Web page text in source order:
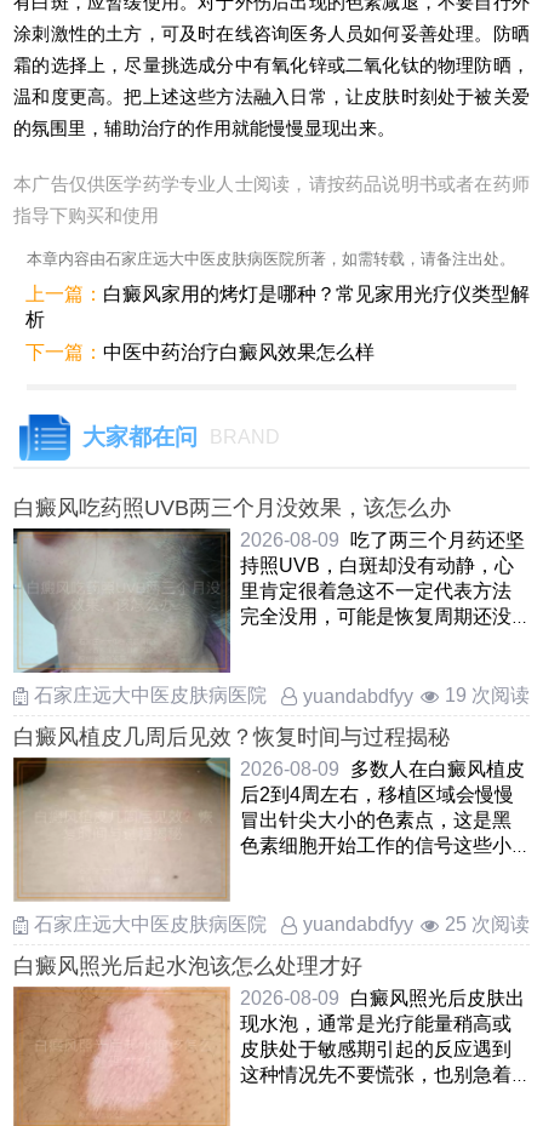
涂刺激性的土方，可及时在线咨询医务人员如何妥善处理。防晒
霜的选择上，尽量挑选成分中有氧化锌或二氧化钛的物理防晒，
温和度更高。把上述这些方法融入日常，让皮肤时刻处于被关爱
的氛围里，辅助治疗的作用就能慢慢显现出来。
本广告仅供医学药学专业人士阅读，请按药品说明书或者在药师
指导下购买和使用
本章内容由石家庄远大中医皮肤病医院所著，如需转载，请备注出处。
上一篇： 白癜风家用的烤灯是哪种？常见家用光疗仪类型解
析
下一篇：中医中药治疗白癜风效果怎么样
大家都在问 BRAND
白癜风吃药照UVB两三个月没效果，该怎么办
2026-08-09
吃了两三个月药还坚
持照UVB，白斑却没有动静，心
里肯定很着急这不一定代表方法
完全没用，可能是恢复周期还没
石家庄远大中医皮肤病医院 yuandabdfyy 19 次阅读
白癜风植皮几周后见效？恢复时间与过程揭秘
2026-08-09
多数人在白癜风植皮
后2到4周左右，移植区域会慢慢
冒出针尖大小的色素点，这是黑
色素细胞开始工作的信号这些小
石家庄远大中医皮肤病医院 yuandabdfyy 25 次阅读
白癜风照光后起水泡该怎么处理才好
2026-08-09
白癜风照光后皮肤出
现水泡，通常是光疗能量稍高或
皮肤处于敏感期引起的反应遇到
这种情况先不要慌张，也别急着